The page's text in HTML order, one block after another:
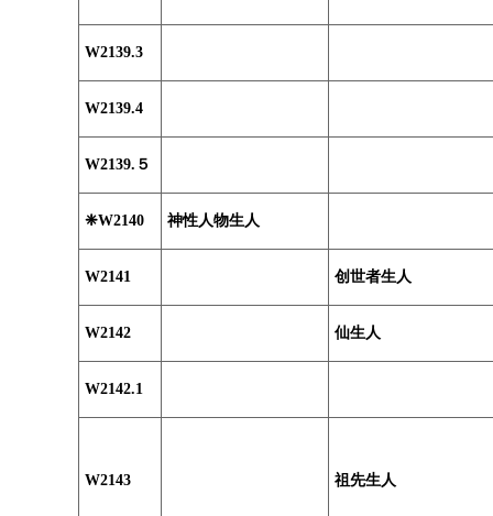
W2139.3
W2139.4
W2139.５
❈W2140 神性人物生人
W2141 创世者生人
W2142 仙生人
W2142.1
W2143 祖先生人